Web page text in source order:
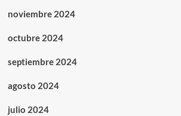
noviembre 2024
octubre 2024
septiembre 2024
agosto 2024
julio 2024